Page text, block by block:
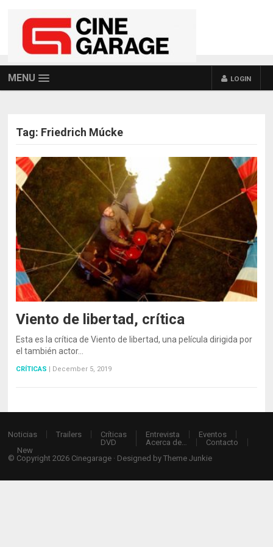
MENU LOGIN
Tag: Friedrich Múcke
Viento de libertad, crítica
Esta es la crítica de Viento de libertad, una película dirigida por
el también actor…
CRÍTICAS December 5, 2019
Noticias Trailers
Críticas
DVD
Entrevista
Eventos
Acerca de…
Contacto
New
© Copyright 2026 Cinegarage · Designed byTheme Junkie